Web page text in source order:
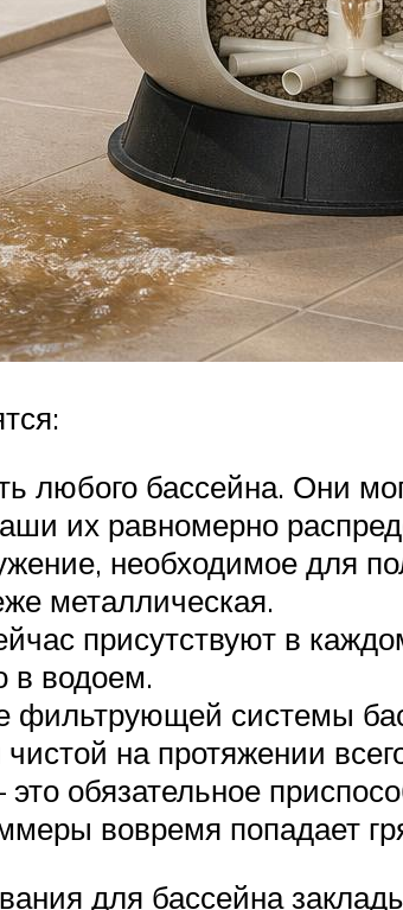
любого бассейна. Они
их равномерно
необходимое для
металлическая.
присутствуют в
в водоем.
системы
на протяжении
обязательное
вовремя попадает
для бассейна